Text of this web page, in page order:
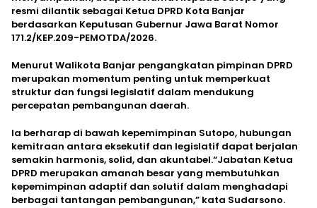
resmi dilantik sebagai Ketua DPRD Kota Banjar
berdasarkan Keputusan Gubernur Jawa Barat Nomor
171.2/KEP.209-PEMOTDA/2026.
Menurut Walikota Banjar pengangkatan pimpinan DPRD
merupakan momentum penting untuk memperkuat
struktur dan fungsi legislatif dalam mendukung
percepatan pembangunan daerah.
Ia berharap di bawah kepemimpinan Sutopo, hubungan
kemitraan antara eksekutif dan legislatif dapat berjalan
semakin harmonis, solid, dan akuntabel.“Jabatan Ketua
DPRD merupakan amanah besar yang membutuhkan
kepemimpinan adaptif dan solutif dalam menghadapi
berbagai tantangan pembangunan,” kata Sudarsono.